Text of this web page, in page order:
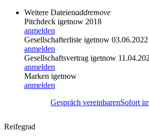
Weitere Dateienaddremove
Pitchdeck igetnow 2018
anmelden
Gesellschafterliste igetnow 03.06.2022
anmelden
Gesellschaftsvertrag igetnow
anmelden
Marken igetnow
anmelden
Gespräch vereinbarenSofort
Reifegrad